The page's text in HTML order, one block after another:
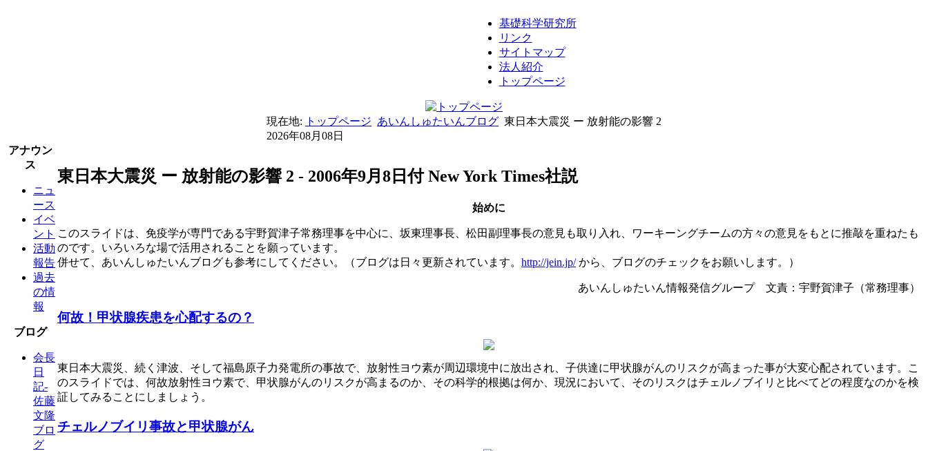
基礎科学研究所
リンク
サイトマップ
法人紹介
トップページ
現在地: トップページ あいんしゅたいんブログ 東日本大震災 ー 放射能の影響 2
2026年08月08日
アナウン
ス
ニュ
ース
イベ
ント
活動
報告
過去
の情
報
ブログ
会長
日
記-
佐藤
文隆
ブロ
グ
東日本大震災 ー 放射能の影響 2 - 2006年9月8日付 New York Times社説
始めに
このスライドは、免疫学が専門である宇野賀津子常務理事を中心に、坂東理事長、松田副理事長の意見も取り入れ、ワーキーングチームの方々の意見をもとに推敲を重ねたも
のです。いろいろな場で活用されることを願っています。
併せて、あいんしゅたいんブログも参考にしてください。（ブログは日々更新されています。 http://jein.jp/から、ブログのチェックをお願いします。）
あいんしゅたいん情報発信グループ 文責：宇野賀津子（常務理事）
何故！甲状腺疾患を心配するの？
東日本大震災、続く津波、そして福島原子力発電所の事故で、放射性ヨウ素が周辺環境中に放出され、子供達に甲状腺がんのリスクが高まった事が大変心配されています。こ
のスライドでは、何故放射性ヨウ素で、甲状腺がんのリスクが高まるのか、その科学的根拠は何か、現況において、そのリスクはチェルノブイリと比べてどの程度なのかを検
証してみることにしましょう。
チェルノブイリ事故と甲状腺がん